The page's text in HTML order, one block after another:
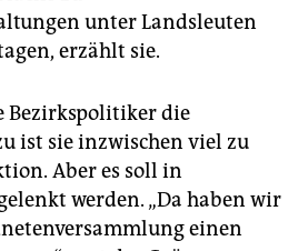
unter Landsleuten
erzählt sie.
Bezirkspolitiker die
ist sie inzwischen viel zu
Aber es soll in
werden. „Da haben wir
einen